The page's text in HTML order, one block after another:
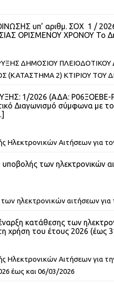
υπ’ αριθμ. ΣΟΧ 1 /
ΟΡΙΣΜΕΝΟΥ ΧΡΟΝΟΥ Το
ΔΗΜΟΣΙΟΥ
2) ΚΤΙΡΙΟΥ ΤΟΥ
1/2026 (ΑΔΑ: Ρ06ΞΟΕΒΕ-
Διαγωνισμό σύμφωνα με
Ηλεκτρονικών Αιτήσεων για
υποβολής των ηλεκτρονικών
ηλεκτρονικών αιτήσεων για
κατάθεσης των
χρήση του έτους 2026 (έως
Ηλεκτρονικών Αιτήσεων για
έως και 06/03/2026